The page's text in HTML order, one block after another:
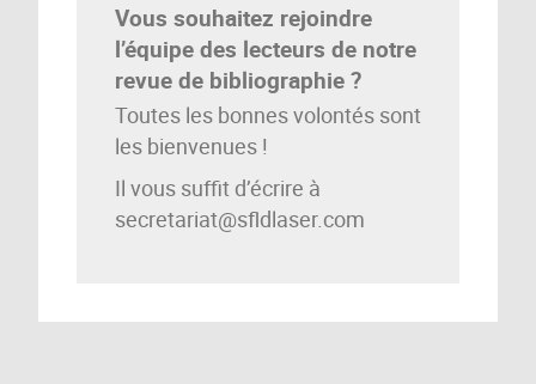
Vous souhaitez rejoindre
l’équipe des lecteurs de notre
revue de bibliographie ?
Toutes les bonnes volontés sont
les bienvenues !
Il vous suffit d’écrire à
secretariat@sfldlaser.com